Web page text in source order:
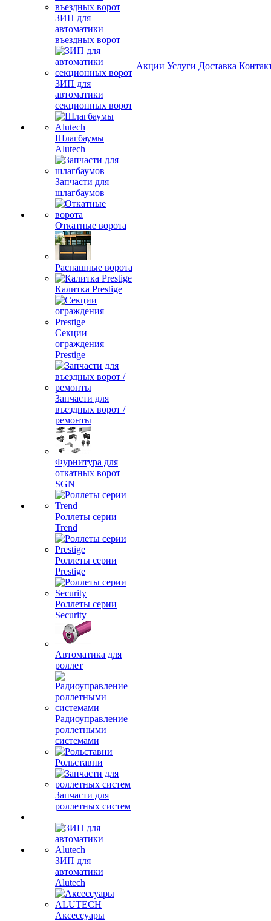
ЗИП для
автоматики
въездных ворот
ЗИП для
автоматики
секционных ворот
Шлагбаумы
Alutech
Запчасти для
шлагбаумов
Откатные ворота
Распашные ворота
Калитка Prestige
Секции
ограждения
Prestige
Запчасти для
въездных ворот /
ремонты
Фурнитура для
откатных ворот
SGN
Роллеты серии
Trend
Роллеты серии
Prestige
Роллеты серии
Security
Автоматика для
роллет
Радиоуправление
роллетными
системами
Рольставни
Запчасти для
роллетных систем
ЗИП для
автоматики
Alutech
Аксессуары
Акции Услуги Доставка